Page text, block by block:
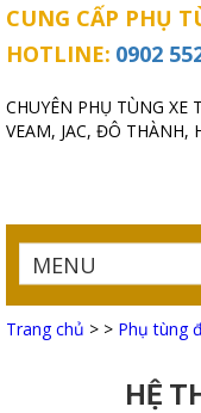
CUNG CẤP PHỤ
HOTLINE: 0902
CHUYÊN PHỤ TÙNG XE
VEAM, JAC, ĐÔ THÀNH,
MENU
Trang chủ > > Phụ tùng
HỆ